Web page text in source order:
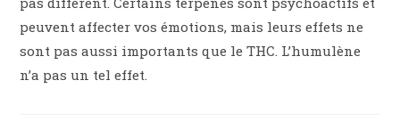
peuvent affecter vos émotions, mais leurs effets ne
sont pas aussi importants que le THC. L’humulène
n’a pas un tel effet.